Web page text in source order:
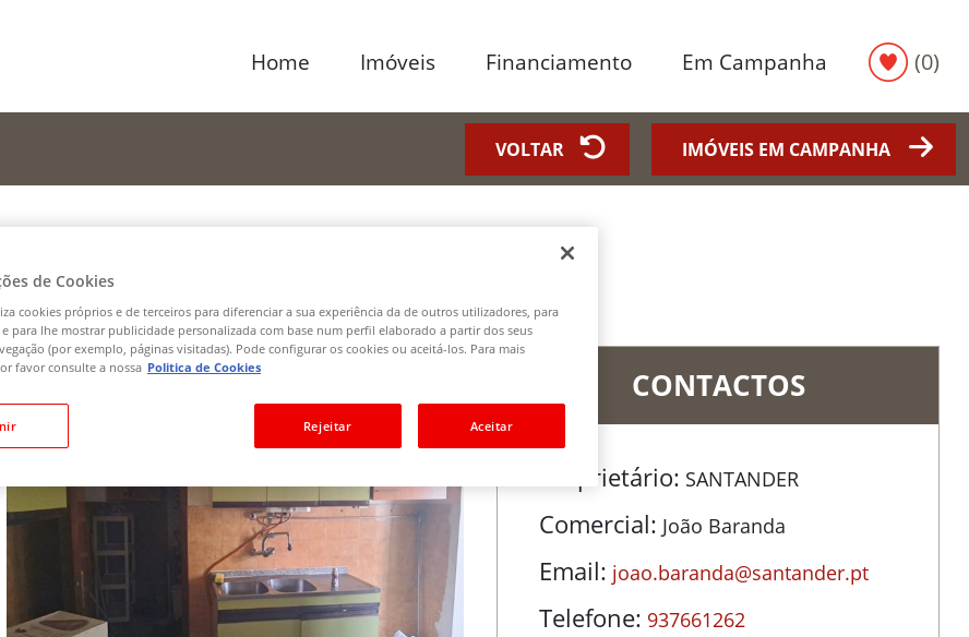
Home Imóveis Financiamento Em Campanha (0)
IMÓVEIS EM CAMPANHA
VOLTAR
Bairro da mãe de água
CONTACTOS
Proprietário: SANTANDER
Comercial: João Baranda
Email: joao.baranda@santander.pt
Telefone: 937661262
de Cookies
cookies próprios e de terceiros para diferenciar a sua experiência da de outros utilizadores, para
para lhe mostrar publicidade personalizada com base num perfil elaborado a partir dos seus
(por exemplo, páginas visitadas). Pode configurar os cookies ou aceitá-los. Para mais
favor consulte a nossa Politica de Cookies
Rejeitar Aceitar